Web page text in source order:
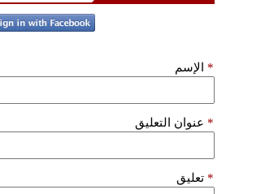
الإسم *
عنوان التعليق *
تعليق *